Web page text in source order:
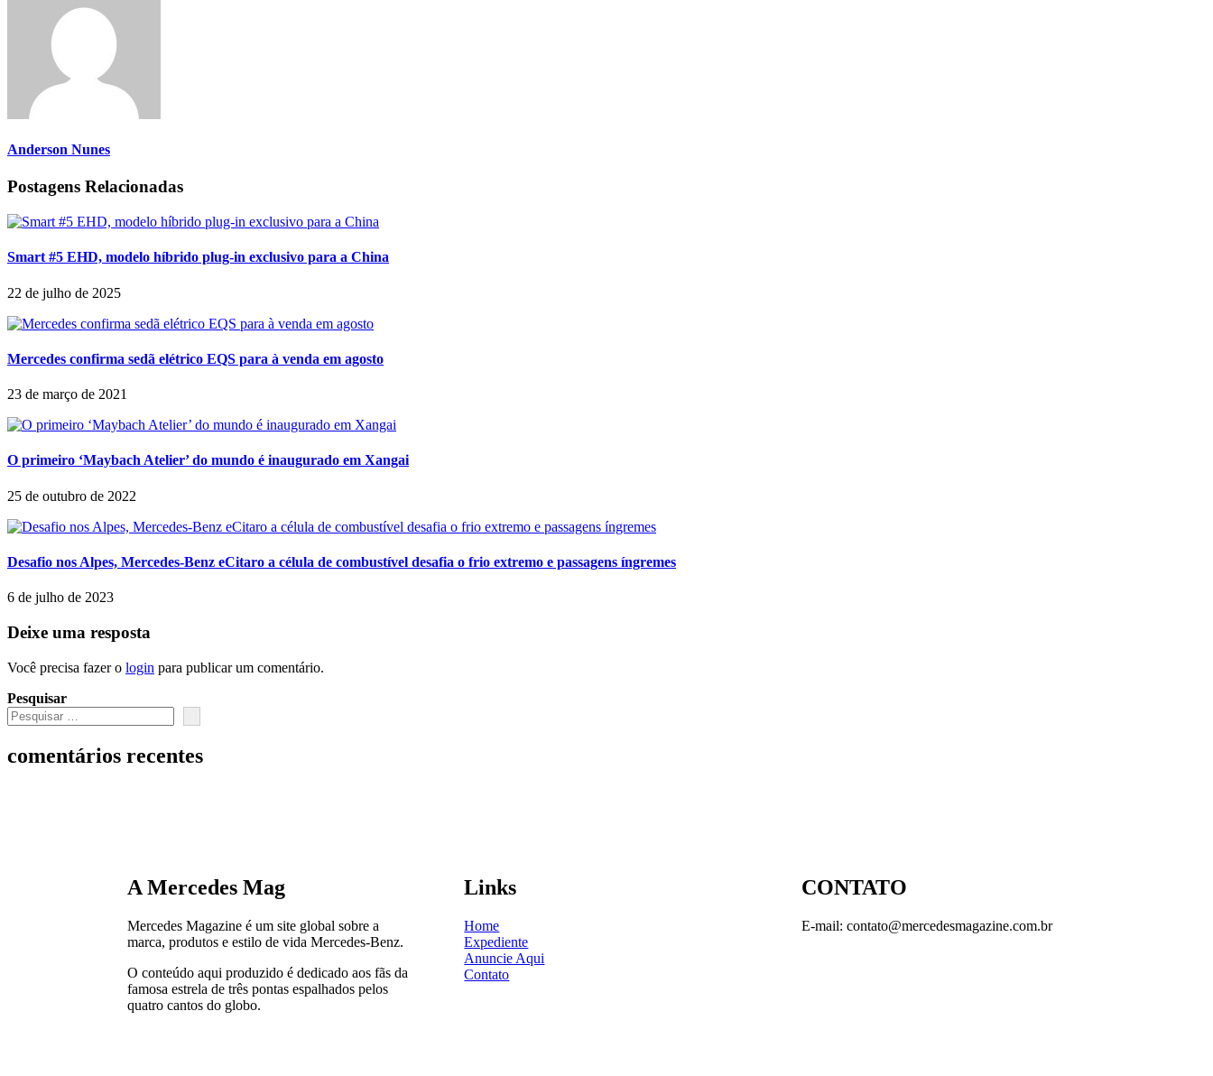
Anderson Nunes
Postagens Relacionadas
Smart #5 EHD, modelo híbrido plug-in exclusivo para a China
22 de julho de 2025
Mercedes confirma sedã elétrico EQS para à venda em agosto
23 de março de 2021
O primeiro ‘Maybach Atelier’ do mundo é inaugurado em Xangai
25 de outubro de 2022
Desafio nos Alpes, Mercedes-Benz eCitaro a célula de combustível desafia o frio extremo e passagens íngremes
6 de julho de 2023
Deixe uma resposta
Você precisa fazer o login para publicar um comentário.
Pesquisar
comentários recentes
A Mercedes Mag
Mercedes Magazine é um site global sobre a
marca, produtos e estilo de vida Mercedes-Benz.
O conteúdo aqui produzido é dedicado aos fãs da
famosa estrela de três pontas espalhados pelos
quatro cantos do globo.
Links
Home
Expediente
Anuncie Aqui
Contato
CONTATO
E-mail: contato@mercedesmagazine.com.br